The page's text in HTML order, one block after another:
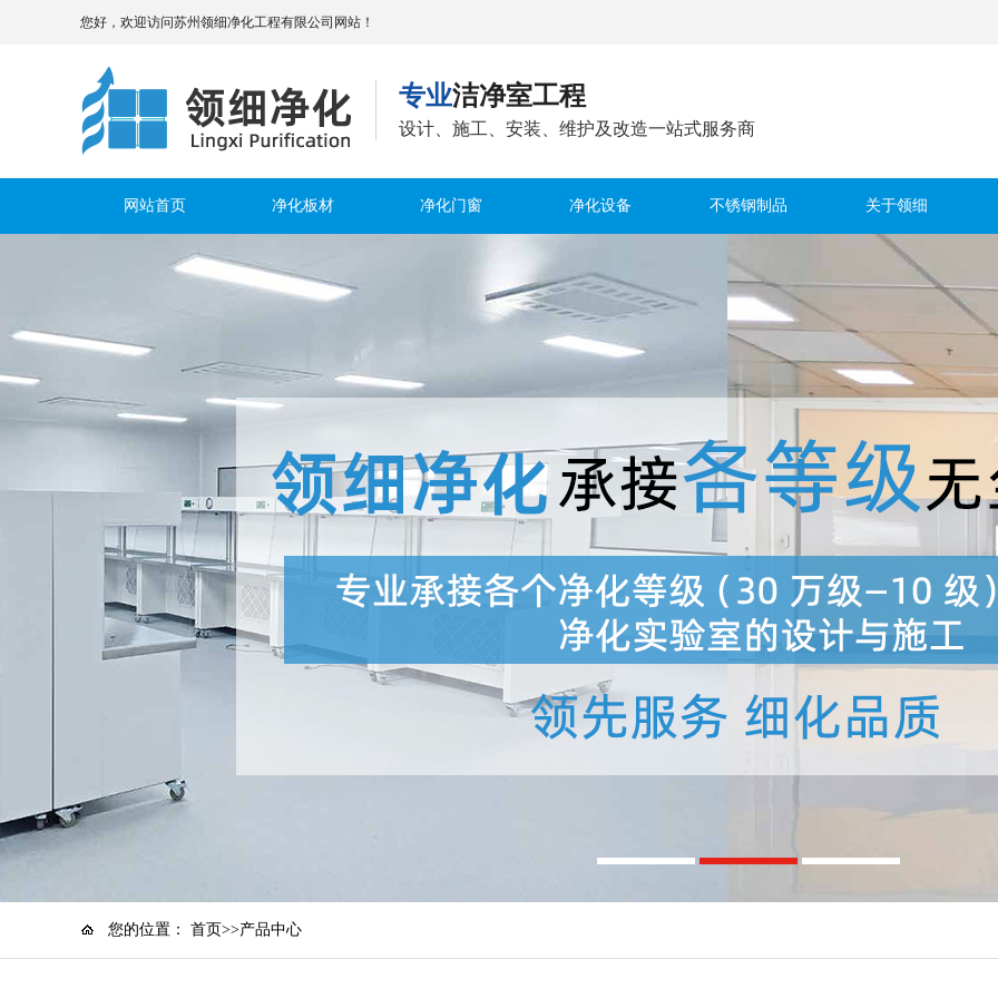
您好，欢迎访问苏州领细净化工程有限公司网站！
专业洁净室工程
设计、施工、安装、维护及改造一站式服务商
网站首页 净化板材 净化门窗 净化设备 不锈钢制品 关于领细
您的位置： 首页>>产品中心